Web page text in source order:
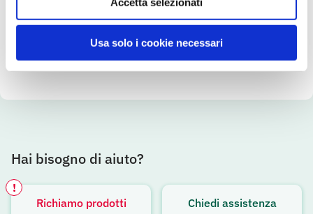
Usa solo i cookie necessari
SCOPRI IL PRODOTTO
Hai bisogno di aiuto?
Richiamo prodotti
!
Chiedi assistenza